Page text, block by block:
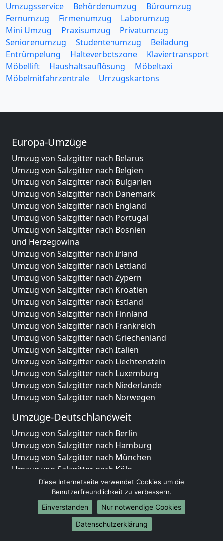
Umzugsservice Behördenumzug
Büroumzug
Fernumzug
Firmenumzug
Laborumzug
Mini Umzug
Praxisumzug
Privatumzug
Seniorenumzug
Studentenumzug
Beiladung
Entrümpelung
Halteverbotszone
Klaviertransport
Möbellift
Haushaltsauflösung
Möbeltaxi
Möbelmitfahrzentrale
Umzugskartons
Europa-Umzüge
Umzug von Salzgitter nach Belarus
Umzug von Salzgitter nach Belgien
Umzug von Salzgitter nach Bulgarien
Umzug von Salzgitter nach Dänemark
Umzug von Salzgitter nach England
Umzug von Salzgitter nach Portugal
Umzug von Salzgitter nach Bosnien
und Herzegowina
Umzug von Salzgitter nach Irland
Umzug von Salzgitter nach Lettland
Umzug von Salzgitter nach Zypern
Umzug von Salzgitter nach Kroatien
Umzug von Salzgitter nach Estland
Umzug von Salzgitter nach Finnland
Umzug von Salzgitter nach Frankreich
Umzug von Salzgitter nach Griechenland
Umzug von Salzgitter nach Italien
Umzug von Salzgitter nach Liechtenstein
Umzug von Salzgitter nach Luxemburg
Umzug von Salzgitter nach Niederlande
Umzug von Salzgitter nach Norwegen
Umzüge-Deutschlandweit
Umzug von Salzgitter nach Berlin
Umzug von Salzgitter nach Hamburg
Umzug von Salzgitter nach München
Umzug von Salzgitter nach Köln
Umzug von Salzgitter nach Frankfurt am Main
Umzug von Salzgitter nach Stuttgart
Umzug von Salzgitter nach Düsseldorf
Umzug von Salzgitter nach Leipzig
Umzug von Salzgitter nach Dortmund
Diese Internetseite verwendet Cookies um die
Benutzerfreundlichkeit zu verbessern.
Einverstanden
Nur notwendige Cookies
Datenschutzerklärung